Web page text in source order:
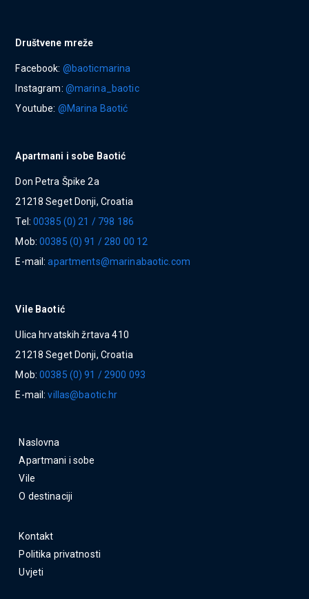
Društvene mreže
Facebook: @baoticmarina
Instagram: @marina_baotic
Youtube: @Marina Baotić
Apartmani i sobe Baotić
Don Petra Špike 2a
21218 Seget Donji, Croatia
Tel:00385 (0) 21 / 798 186
Mob:00385 (0) 91 / 280 00 12
E-mail:apartments@marinabaotic.com
Vile Baotić
Ulica hrvatskih žrtava 410
21218 Seget Donji, Croatia
Mob:00385 (0) 91 / 2900 093
E-mail:villas@baotic.hr
Naslovna
Apartmani i sobe
Vile
O destinaciji
Kontakt
Politika privatnosti
Uvjeti